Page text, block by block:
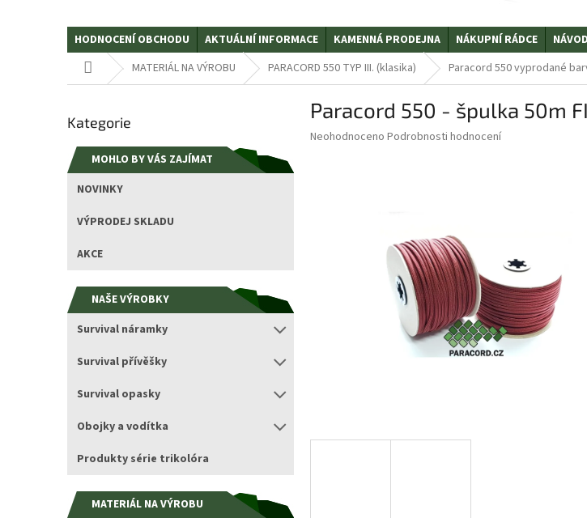
HODNOCENÍ OBCHODU AKTUÁLNÍ INFORMACE KAMENNÁ PRODEJNA NÁKUPNÍ RÁDCE
Domů MATERIÁL NA VÝROBU PARACORD 550 TYP III. (klasika) Paracord 550 vyprodané
s
r
n
e
kategorie
Kategorie
MOHLO BY VÁS ZAJÍMAT
NOVINKY
VÝPRODEJ SKLADU
AKCE
NAŠE VÝROBKY
Survival náramky
Survival přívěšky
Survival opasky
Obojky a vodítka
Produkty série trikolóra
MATERIÁL NA VÝROBU
Paracord 550 - špulka 50m
Průměrné
Neohodnoceno Podrobnosti hodnocení